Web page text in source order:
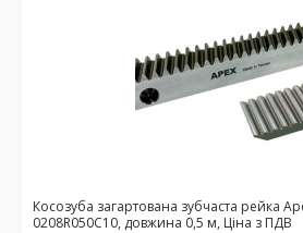
Косозуба загартована зубчаста рейка Apex модуль
0208R050C10, довжина 0,5 м, Ціна з ПДВ